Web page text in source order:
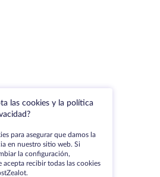
las cookies y la política
para asegurar que damos la
en nuestro sitio web. Si
la configuración,
acepta recibir todas las cookies